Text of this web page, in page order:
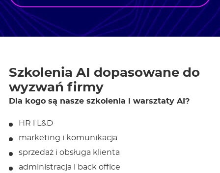
Szkolenia AI dopasowane do
wyzwań firmy
Dla kogo są nasze szkolenia i warsztaty AI?
HR i L&D
marketing i komunikacja
sprzedaż i obsługa klienta
administracja i back office